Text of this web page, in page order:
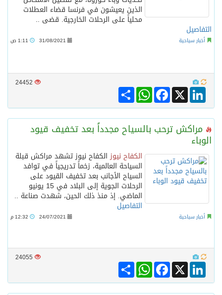
الذين يعيشون في فرنسا قضاء العطلات
محلياً على الرحلات الخارجية. قضى ..
التفاصيل
أخبار سياحية 31/08/2021
24452
Share
WhatsAppFacebook X
LinkedIn
مراكش ترحب بالسياح مجدداً بعد تخفيف قيود
الوباء
الكفاح نيوزالكفاح نيوز تشهد مراكش قبلة
السياحة العالمية، زخماً تدريجياً في توافد
السياح الأجانب بعد تخفيف القيود على
الرحلات الجوية إلى البلاد في 15 يونيو
الماضي. إذ منذ ذلك الحين، شهدت صناعة ..
التفاصيل
أخبار سياحية 24/07/2021
24055
Share
WhatsAppFacebook X
LinkedIn